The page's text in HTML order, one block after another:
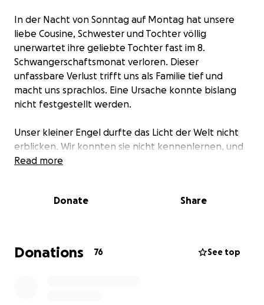
In der Nacht von Sonntag auf Montag hat unsere
liebe Cousine, Schwester und Tochter völlig
unerwartet ihre geliebte Tochter fast im 8.
Schwangerschaftsmonat verloren. Dieser
unfassbare Verlust trifft uns als Familie tief und
macht uns sprachlos. Eine Ursache konnte bislang
nicht festgestellt werden.
Unser kleiner Engel durfte das Licht der Welt nicht
erblicken. Wir konnten sie nicht kennenlernen, und
doch war sie schon jetzt unendlich geliebt. Um ihr
gemeinsam Spenden für die Beerdigung sammeln.
Möglichkeiten. Dieser Schritt fällt uns unendlich
schwer, doch wir hoffen von Herzen auf
Read more
Donate Share
Donations 76 See top